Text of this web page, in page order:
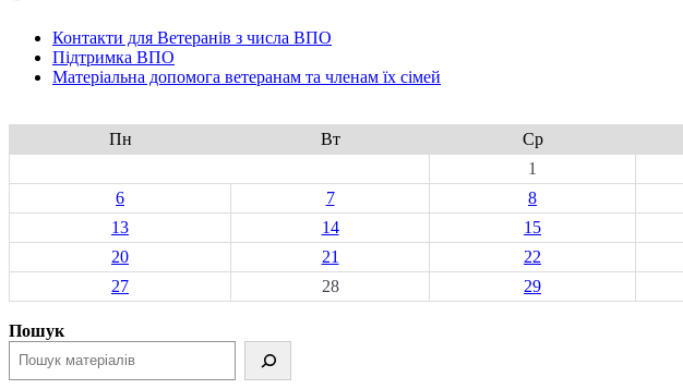
Контакти для Ветеранів з числа ВПО
Підтримка ВПО
Матеріальна допомога ветеранам та членам їх сімей
Пн
Вт Ср
1
6
7 8
13
14 15
20
21 22
27
28 29
Пошук